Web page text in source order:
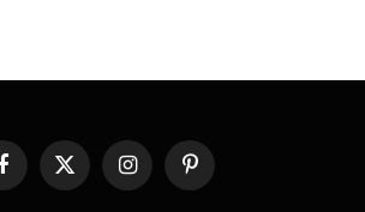
Facebook
X
(Twitter)
InstagramPinterest